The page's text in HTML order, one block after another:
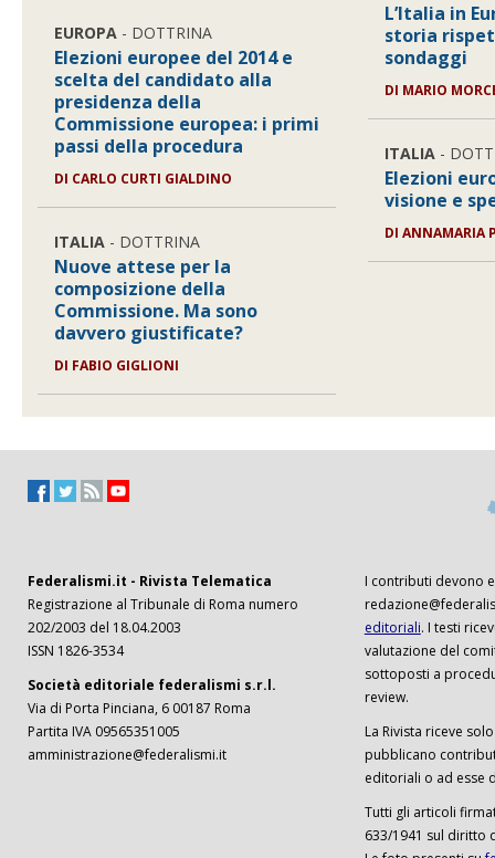
EUROPA - DOTTRINA
Elezioni europee del 2014 e
scelta del candidato alla
presidenza della
Commissione europea: i primi
passi della procedura
DI CARLO CURTI GIALDINO
ITALIA - DOTTRINA
Nuove attese per la
composizione della
Commissione. Ma sono
davvero giustificate?
DI FABIO GIGLIONI
L’Italia in
storia
sondaggi
DI MARIO
ITALIA -
Elezioni
visione e
DI ANNAMARIA
Federalismi.it - Rivista Telematica
Registrazione al Tribunale di Roma numero
202/2003 del 18.04.2003
ISSN 1826-3534
Società editoriale federalismi s.r.l.
Via di Porta Pinciana, 6 00187 Roma
Partita IVA 09565351005
amministrazione@federalismi.it
I contributi devono
editoriali. I testi
valutazione del
sottoposti a
review.
La Rivista riceve
pubblicano
editoriali o ad esse
Tutti gli articoli
633/1941 sul diritto